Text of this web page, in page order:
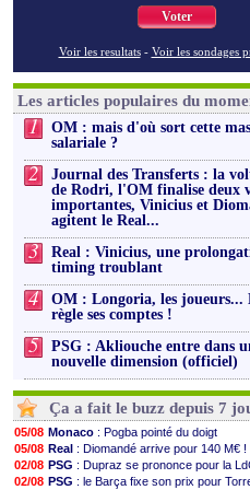
Voter
Voir les resultats - Voir les sondages
Les articles populaires du
1
OM : mais d'où sort cette
salariale ?
2
Journal des Transferts : la
de Rodri, l'OM finalise deux
importantes, Vinicius et
agitent le Real...
3
Real : Vinicius, une
timing troublant
4
OM : Longoria, les joueurs...
règle ses comptes !
5
PSG : Akliouche entre dans
nouvelle dimension (officiel)
Ça a fait le buzz depuis 7
05/08 Monaco : Pogba pointé du doigt
05/08 Real : Diomandé arrive pour 140 M€ !
02/08 PSG : Dupraz se prononce pour la
02/08 PSG : le Barça fixe son prix pour